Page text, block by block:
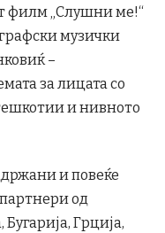
филм „Слушни ме!“
музички
–
за лицата со
и нивното
и повеќе
од
Грција,